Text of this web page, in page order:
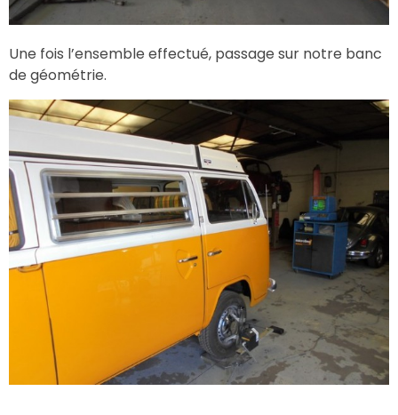
Une fois l’ensemble effectué, passage sur notre banc
de géométrie.